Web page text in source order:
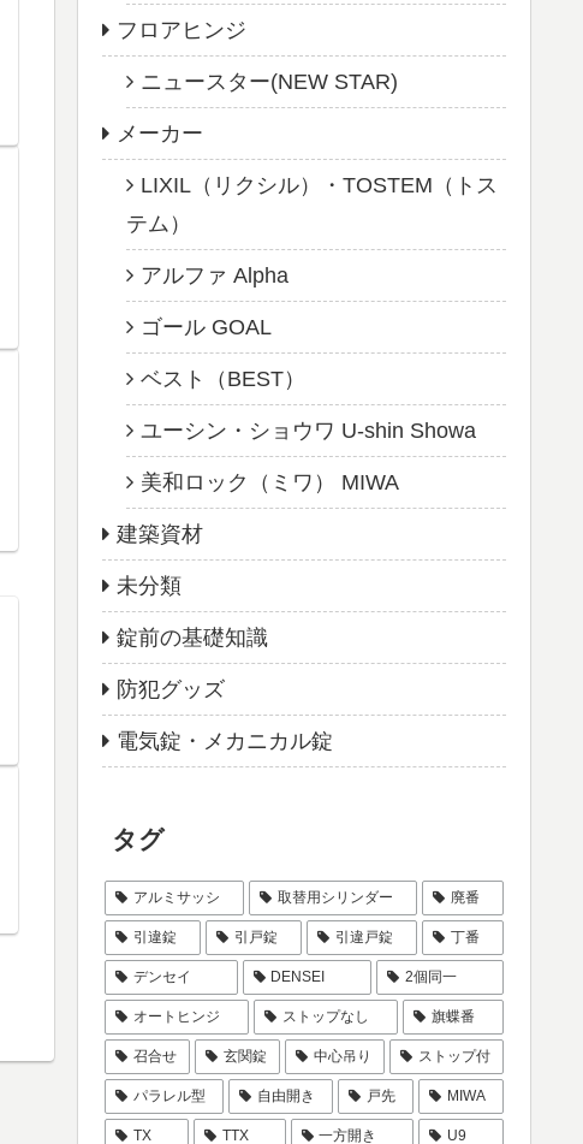
フロアヒンジ
ニュースター(NEW STAR)
メーカー
LIXIL（リクシル）・TOSTEM（トス
テム）
アルファ Alpha
ゴール GOAL
ベスト（BEST）
ユーシン・ショウワ U-shin Showa
美和ロック（ミワ） MIWA
建築資材
未分類
錠前の基礎知識
防犯グッズ
電気錠・メカニカル錠
タグ
アルミサッシ 取替用シリンダー 廃番
引違錠 引戸錠 引違戸錠 丁番
デンセイ DENSEI 2個同一
オートヒンジ ストップなし 旗蝶番
召合せ 玄関錠 中心吊り ストップ付
パラレル型 自由開き 戸先 MIWA
TX TTX 一方開き U9